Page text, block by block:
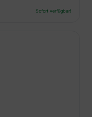
Sofort verfügbar!